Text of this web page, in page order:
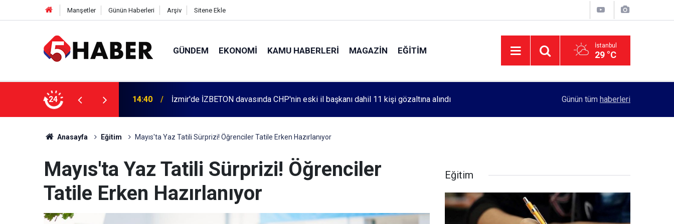
Manşetler Günün Haberleri Arşiv Sitene Ekle
GÜNDEM EKONOMI KAMU HABERLERI MAGAZIN EĞITIM İstanbul
29 °C
24
dahil 11 kişi gözaltına alındı 13:55 Cumartesi anneleri 1083. haftada Mehmet Özdemir için adalet aradı Rektörlük, kadın öğrencilerin güvenliği için
Günün tüm haberleri
Anasayfa Eğitim Mayıs'ta Yaz Tatili Sürprizi! Öğrenciler Tatile Erken Hazırlanıyor
Mayıs'ta Yaz Tatili Sürprizi! Öğrenciler
Tatile Erken Hazırlanıyor
Eğitim